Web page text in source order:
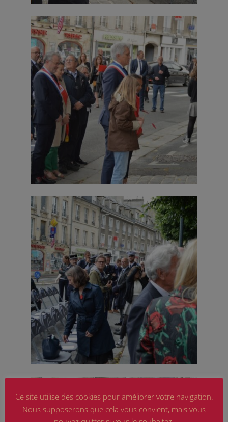
Ce site utilise des cookies pour améliorer votre navigation.
Nous supposerons que cela vous convient, mais vous